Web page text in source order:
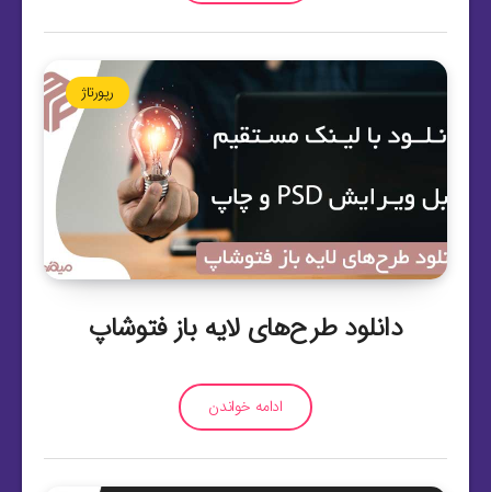
رپورتاژ
دانلود طرح‌های لایه باز فتوشاپ
ادامه خواندن